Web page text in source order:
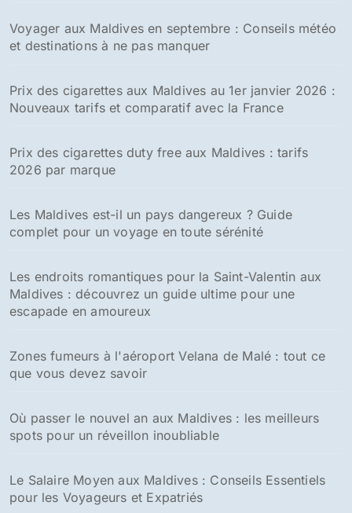
Voyager aux Maldives en septembre : Conseils météo
et destinations à ne pas manquer
Prix des cigarettes aux Maldives au 1er janvier 2026 :
Nouveaux tarifs et comparatif avec la France
Prix des cigarettes duty free aux Maldives : tarifs
2026 par marque
Les Maldives est-il un pays dangereux ? Guide
complet pour un voyage en toute sérénité
Les endroits romantiques pour la Saint-Valentin aux
Maldives : découvrez un guide ultime pour une
escapade en amoureux
Zones fumeurs à l'aéroport Velana de Malé : tout ce
que vous devez savoir
Où passer le nouvel an aux Maldives : les meilleurs
spots pour un réveillon inoubliable
Le Salaire Moyen aux Maldives : Conseils Essentiels
pour les Voyageurs et Expatriés